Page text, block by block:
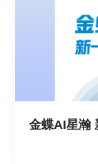
金蝶AI星瀚